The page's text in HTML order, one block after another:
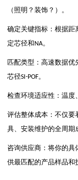
（照明？装饰？）。
确定关键指标：根据距
定芯径和NA。
匹配类型：高速数据优
芯径SI-POF。
检查环境适应性：温度
评估整体成本：不仅要
具、安装维护的全周期
咨询供应商：将你的具
供最匹配的产品样品和